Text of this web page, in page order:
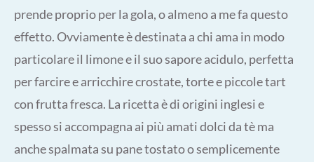
prende proprio per la gola, o almeno a me fa questo
effetto. Ovviamente è destinata a chi ama in modo
particolare il limone e il suo sapore acidulo, perfetta
per farcire e arricchire crostate, torte e piccole tart
con frutta fresca. La ricetta è di origini inglesi e
spesso si accompagna ai più amati dolci da tè ma
anche spalmata su pane tostato o semplicemente